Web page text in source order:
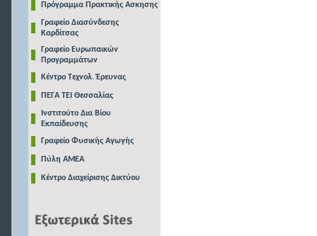
Πρόγραμμα Πρακτικής Ασκησης
Γραφείο Διασύνδεσης
Καρδίτσας
Γραφείο Ευρωπαικών
Προγραμμάτων
Κέντρο Τεχνολ. Έρευνας
ΠΕΓΑ ΤΕΙ Θεσσαλίας
Ινστιτούτο Δια Βίου
Εκπαίδευσης
Γραφείο Φυσικής Αγωγής
Πύλη ΑΜΕΑ
Κέντρο Διαχείρισης Δικτύου